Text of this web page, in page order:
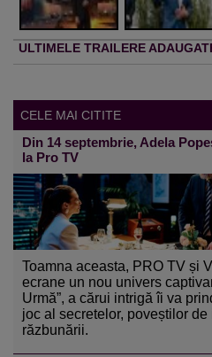
ULTIMELE TRAILERE
CELE MAI CITITE
Din 14 septembrie, Adela
la Pro TV
Toamna aceasta, PRO TV și
ecrane un nou univers
Urmă”, a cărui intrigă îi va
joc al secretelor, poveștilor
răzbunării.